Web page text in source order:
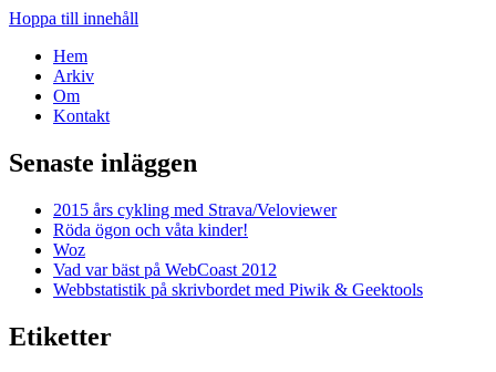
Hoppa till innehåll
Hem
Arkiv
Om
Kontakt
Senaste inläggen
2015 års cykling med Strava/Veloviewer
Röda ögon och våta kinder!
Woz
Vad var bäst på WebCoast 2012
Webbstatistik på skrivbordet med Piwik & Geektools
Etiketter